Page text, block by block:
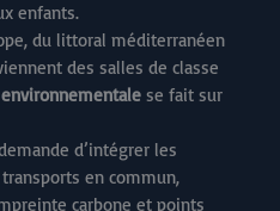
enfants.
du littoral méditerranéen
des salles de classe
se fait sur
d’intégrer les
transports en commun,
carbone et points